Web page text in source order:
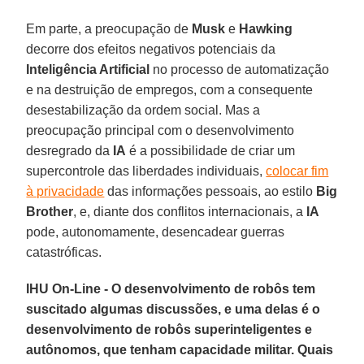
Em parte, a preocupação de Musk e Hawking
decorre dos efeitos negativos potenciais da
Inteligência Artificial no processo de automatização
e na destruição de empregos, com a consequente
desestabilização da ordem social. Mas a
preocupação principal com o desenvolvimento
desregrado da IA é a possibilidade de criar um
supercontrole das liberdades individuais,colocar fim
à privacidade das informações pessoais, ao estilo Big
Brother, e, diante dos conflitos internacionais, a IA
pode, autonomamente, desencadear guerras
catastróficas.
IHU On-Line - O desenvolvimento de robôs tem
suscitado algumas discussões, e uma delas é o
desenvolvimento de robôs superinteligentes e
autônomos, que tenham capacidade militar. Quais